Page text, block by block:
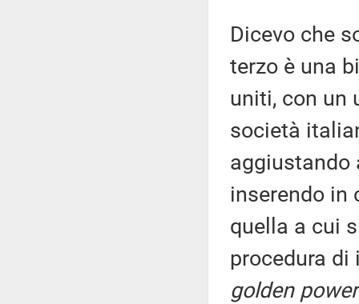
Dicevo che
terzo è una
uniti, con un
società
aggiustando
inserendo in
quella a cui
procedura
golden power